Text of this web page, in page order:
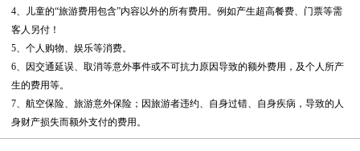
4、儿童的“旅游费用包含”内容以外的所有费用。例如产生超高餐费、门票等需
客人另付！
5、个人购物、娱乐等消费。
6、因交通延误、取消等意外事件或不可抗力原因导致的额外费用，及个人所产
生的费用等。
7、航空保险、旅游意外保险；因旅游者违约、自身过错、自身疾病，导致的人
身财产损失而额外支付的费用。